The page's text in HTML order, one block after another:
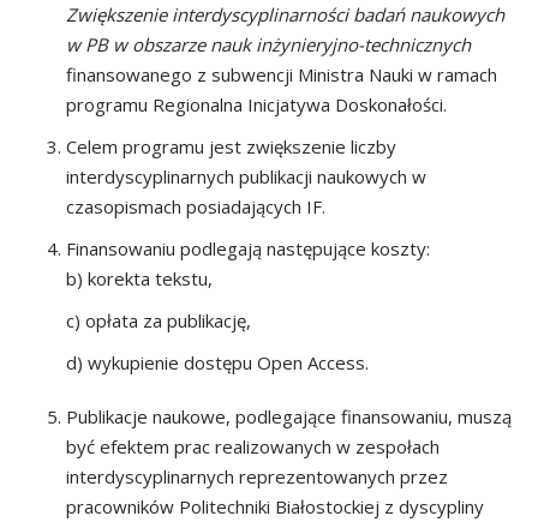
Zwiększenie interdyscyplinarności badań naukowych
w PB w obszarze nauk inżynieryjno-technicznych
finansowanego z subwencji Ministra Nauki w ramach
programu Regionalna Inicjatywa Doskonałości.
Celem programu jest zwiększenie liczby
interdyscyplinarnych publikacji naukowych w
czasopismach posiadających IF.
Finansowaniu podlegają następujące koszty:
korekta tekstu,
opłata za publikację,
wykupienie dostępu Open Access.
Publikacje naukowe, podlegające finansowaniu, muszą
być efektem prac realizowanych w zespołach
interdyscyplinarnych reprezentowanych przez
pracowników Politechniki Białostockiej z dyscypliny